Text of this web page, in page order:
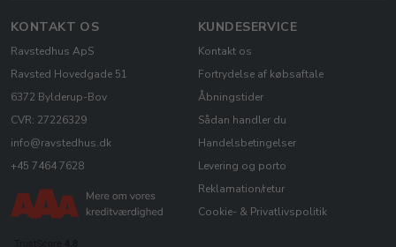
KONTAKT OS
Ravstedhus ApS
Ravsted Hovedgade 51
6372 Bylderup-Bov
CVR: 27226329
info@ravstedhus.dk
+45 7464 7628
KUNDESERVICE
Kontakt os
Fortrydelse af købsaftale
Åbningstider
Sådan handler du
Handelsbetingelser
Levering og porto
Reklamation/retur
Cookie- & Privatlivspolitik